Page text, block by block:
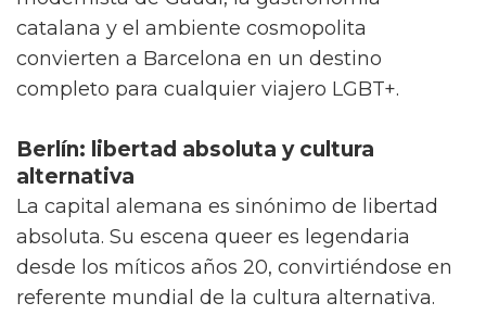
catalana y el ambiente cosmopolita
convierten a Barcelona en un destino
completo para cualquier viajero LGBT+.
Berlín: libertad absoluta y cultura
alternativa
La capital alemana es sinónimo de libertad
absoluta. Su escena queer es legendaria
desde los míticos años 20, convirtiéndose en
referente mundial de la cultura alternativa.